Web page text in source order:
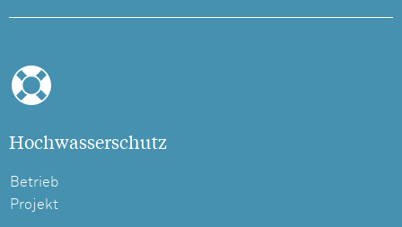
Hochwasserschutz
Betrieb
Projekt